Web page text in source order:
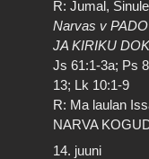
R: Jumal,
Narvas v
JA KIRIKU
Js 61:1-3a; Ps
13; Lk 10:1-9
R: Ma laulan
NARVA
14. juuni